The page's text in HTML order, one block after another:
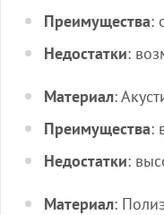
Преимущества:
Недостатки:
Материал:
Преимущества:
Недостатки:
Материал: